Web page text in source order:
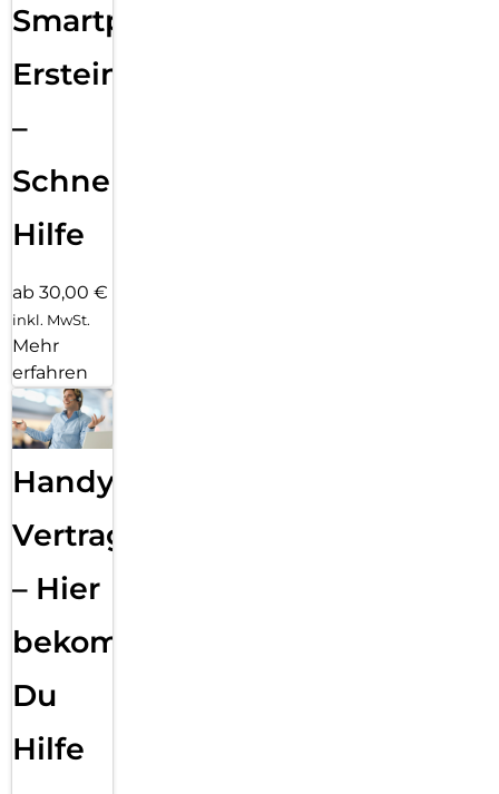
Smartphone
Ersteinrichtung
–
Schnelle
Hilfe
ab 30,00 €
inkl. MwSt.
Mehr
erfahren
Handy
Vertragsabwicklung
– Hier
bekommst
Du
Hilfe